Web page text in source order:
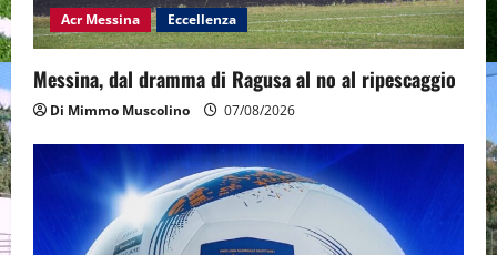
Acr Messina Eccellenza
Messina, dal dramma di Ragusa al no al ripescaggio
Di Mimmo Muscolino 07/08/2026